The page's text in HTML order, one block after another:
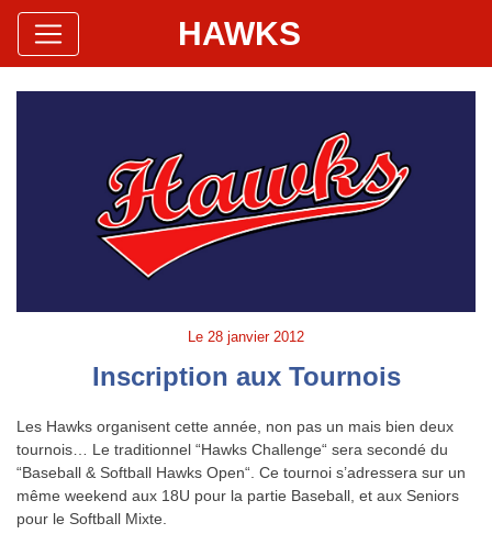
Hawks Baseball Softball
Site Officiel HAWKS
Le 28 janvier 2012
Inscription aux Tournois
Les Hawks organisent cette année, non pas un mais bien deux
tournois… Le traditionnel “Hawks Challenge“ sera secondé du
“Baseball & Softball Hawks Open“. Ce tournoi s’adressera sur un
même weekend aux 18U pour la partie Baseball, et aux Seniors
pour le Softball Mixte.